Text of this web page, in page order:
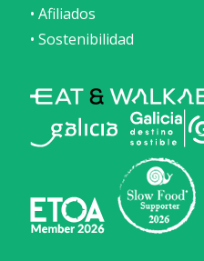
• Afiliados
• Sostenibilidad